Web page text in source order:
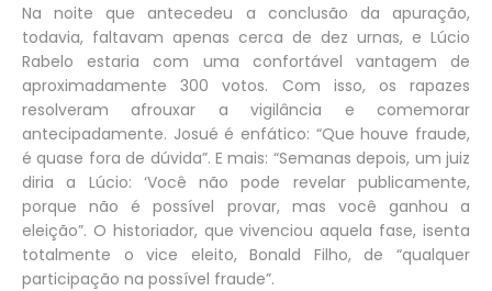
Na noite que antecedeu a conclusão da apuração,
todavia, faltavam apenas cerca de dez urnas, e Lúcio
Rabelo estaria com uma confortável vantagem de
aproximadamente 300 votos. Com isso, os rapazes
resolveram afrouxar a vigilância e comemorar
antecipadamente. Josué é enfático: “Que houve fraude,
é quase fora de dúvida”. E mais: “Semanas depois, um juiz
diria a Lúcio: ‘Você não pode revelar publicamente,
porque não é possível provar, mas você ganhou a
eleição”. O historiador, que vivenciou aquela fase, isenta
totalmente o vice eleito, Bonald Filho, de “qualquer
participação na possível fraude”.